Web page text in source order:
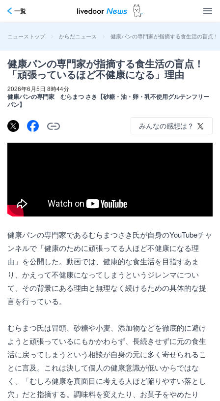
一覧
ニューストップ > からだニュース > 健康パンの専門家が指摘する食生活の盲点
健康パンの専門家が指摘する食生活の盲点！
「頑張っているほど不健康になる」理由
2026年6月5日 8時44分
健康パンの専門家 むらまつ さき【砂糖・油・卵・乳不使用グルテンフリー
パン】
みんなの感想は？
健康パンの専門家であるむらまつさき氏が自身のYouTubeチャ
ンネルで「健康のために頑張ってる人ほど不健康になる理
由」を公開した。動画では、健康的な食生活を目指すあま
り、かえって不健康になってしまうというジレンマについ
て、その背景にある理由と無理なく続けるための具体的な提
言を行っている。
むらまつ氏は冒頭、砂糖や小麦、添加物などを徹底的に避け
ようと頑張っているにもかかわらず、長続きせずに元の食生
活に戻ってしまうという相談が自身の元に多く寄せられるこ
とに言及。これは決して個人の健康意識が低いからではな
く、「むしろ健康を真面目に考える人ほど陥りやすい落とし
穴」だと指摘する。調味料を変えたり、お菓子をやめたり